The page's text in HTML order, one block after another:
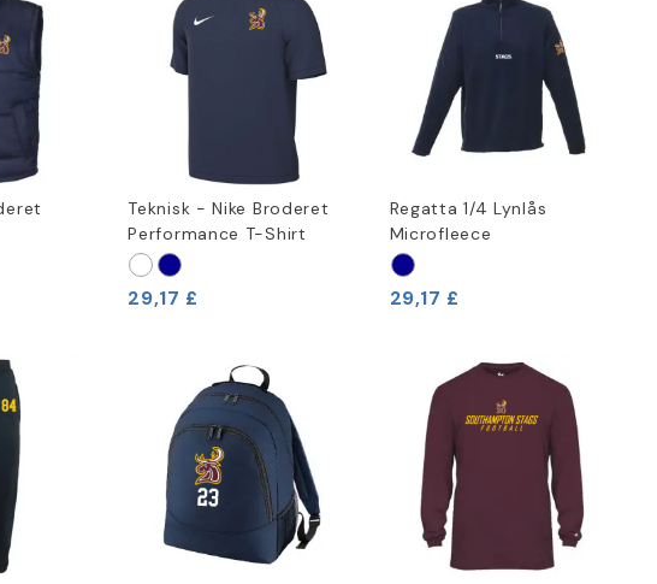
Teknisk - Nike Broderet
Performance T-Shirt
29,17 £
Regatta 1/4 Lynlås
Microfleece
29,17 £